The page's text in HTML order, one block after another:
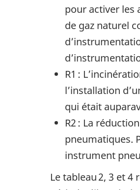
pour activer les
de gaz naturel
R1 :
l’installation
qui était
R2 : La
pneumatiques.
instrument
Le tableau 2, 3 et